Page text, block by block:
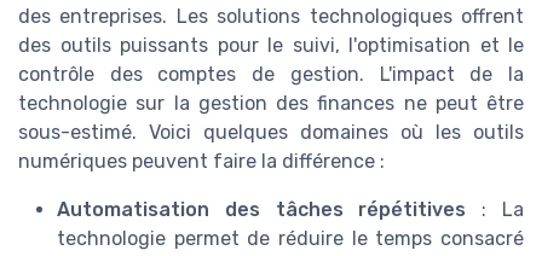
des entreprises. Les solutions technologiques offrent
des outils puissants pour le suivi, l'optimisation et le
contrôle des comptes de gestion. L'impact de la
technologie sur la gestion des finances ne peut être
sous-estimé. Voici quelques domaines où les outils
numériques peuvent faire la différence :
Automatisation des tâches répétitives : La
technologie permet de réduire le temps consacré